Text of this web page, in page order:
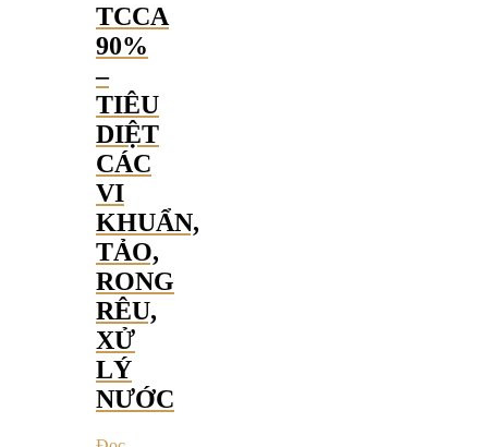
TCCA
90%
–
TIÊU
DIỆT
CÁC
VI
KHUẨN,
TẢO,
RONG
RÊU,
XỬ
LÝ
NƯỚC